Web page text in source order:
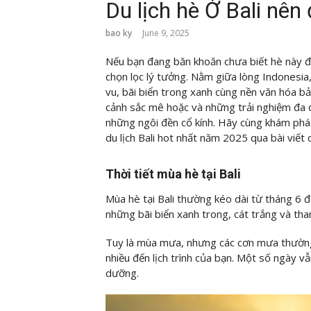
Du lịch hè Ở Bali
bao ky June 9, 2025
Nếu bạn đang băn khoăn chưa biết hè này
chọn lọc lý tưởng. Nằm giữa lòng
vu, bãi biển trong xanh cùng nền văn hóa
cảnh sắc mê hoặc và những trải nghiệm
những ngôi đền cổ kính. Hãy cùng khám
du lịch Bali hot nhất năm 2025 qua bài viết
Thời tiết mùa hè tại Bali
Mùa hè tại Bali thường kéo dài từ tháng 6
những bãi biển xanh trong, cát trắng và
Tuy là mùa mưa, nhưng các cơn mưa
nhiều đến lịch trình của bạn. Một số ngày
dưỡng.